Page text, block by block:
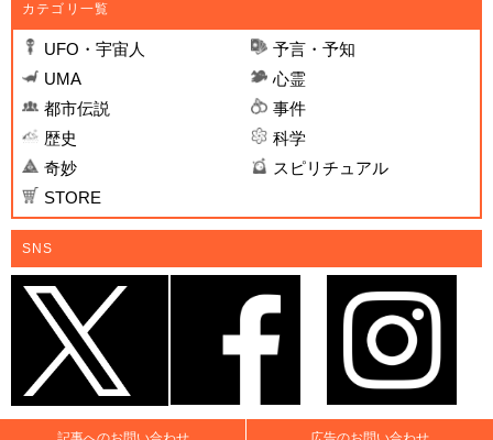
カテゴリ一覧
UFO・宇宙人
予言・予知
UMA
心霊
都市伝説
事件
歴史
科学
奇妙
スピリチュアル
STORE
SNS